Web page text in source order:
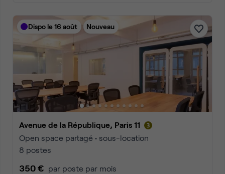
Dispo le 16 août Nouveau
Avenue de la République, Paris 11
Open space partagé • sous-location
8 postes
350 € par poste par mois